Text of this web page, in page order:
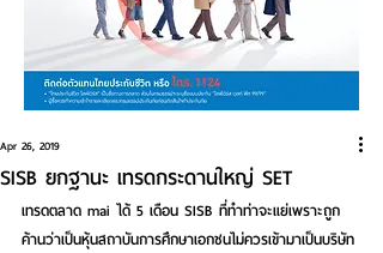
SISB ยกฐานะ เทรดกระดานใหญ่ SET
Apr 26, 2019
เทรดตลาด mai ได้ 5 เดือน SISB ที่ทำท่าจะแย่เพราะถูก
ค้านว่าเป็นหุ้นสถาบันการศึกษาเอกชนไม่ควรเข้ามาเป็นบริษัท